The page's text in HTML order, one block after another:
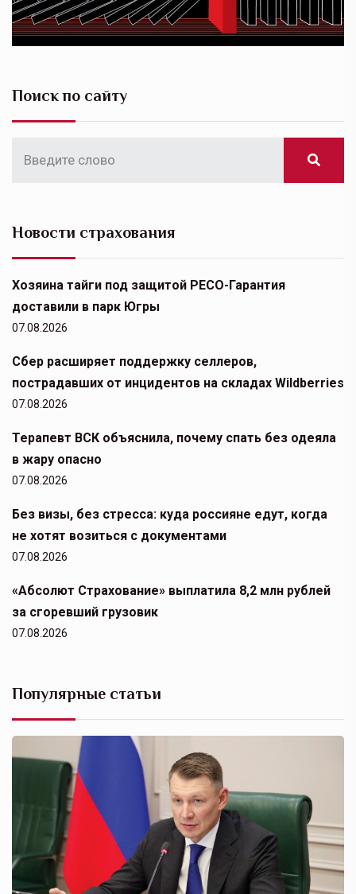
Поиск по сайту
Новости страхования
Хозяина тайги под защитой РЕСО-Гарантия
доставили в парк Югры
07.08.2026
Сбер расширяет поддержку селлеров,
пострадавших от инцидентов на складах Wildberries
07.08.2026
Терапевт ВСК объяснила, почему спать без одеяла
в жару опасно
07.08.2026
Без визы, без стресса: куда россияне едут, когда
не хотят возиться с документами
07.08.2026
«Абсолют Страхование» выплатила 8,2 млн рублей
за сгоревший грузовик
07.08.2026
Популярные статьи